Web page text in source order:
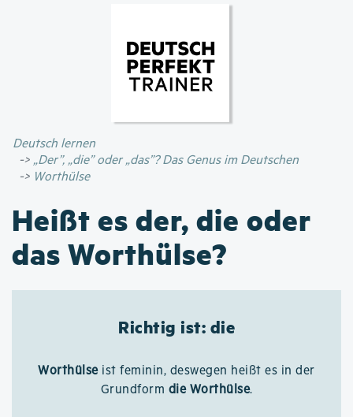
Inhalt
Deutsch lernen
„Der”, „die” oder „das”? Das Genus im Deutschen
Worthülse
Heißt es der, die oder
das Worthülse?
Richtig ist: die
Worthülseist feminin, deswegen heißt es in der
Grundform die Worthülse.